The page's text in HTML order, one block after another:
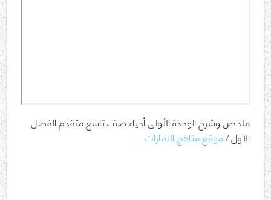
ملخص وشرح الوحدة الأولى أحياء صف تاسع متقدم الفصل
الأول /موقع مناهج الامارات